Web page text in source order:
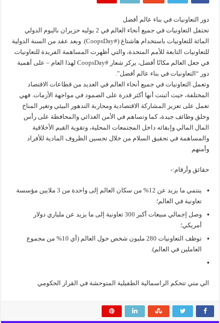
دور التعاونيات في بناء عالم أفضل
تحتفل التعاونيات في جميع أنحاء العالم في 2 يوليه حزيران باليوم الدولي
المائة للتعاونيات باستخدام هاشتاغ (#CoopsDay). وبعد عقد من السنة الدولية
للتعاونيات التابعة للأمم المتحدة، والتي أظهرت المساهمة الفريدة للتعاونيات
في جعل العالم مكانًا أفضل، يركز شعار #CoopsDay لهذا العام – على أهمية
دور “التعاونيات في بناء عالم أفضل”.
وتعمل التعاونيات في جميع أنحاء العالم في العديد من قطاعات الاقتصاد
المختلفة، حيث أثبتت أنها أكثر قدرة على الصمود في مواجهة الأزمات. فهي
تعمل على تعزيز المشاركة الاقتصادية ومحاربة التدهور البيئي وتغير المناخ
وخلق وظائف جيدة، كما وتساهم في الأمن الغذائي والمحافظة على رأس
المال المالي وإبقائه داخل المجتمعات المحلية، وتقوية القيم الأخلاقية
والمساهمة في تحقيق السلام من خلال تحسين الظروف المادية للأفراد
وأمنهم
حقائق وأرقام:-
ينتمي ما يزيد عن 12% من سكان العالم إلى واحدة من 3 ملايين مؤسسة
تعاونية في العالم؛
وصل إجمالي مبيعات أكبر 300 تعاونية إلى ما يزيد عن ملياري دولار
أمريكي؛
توظف التعاونيات 280 مليون شخص حول العالم (أي 10% من مجموع
العاملين في العالم).
الي متي تتحكم الراسمالية الطفيلية المتوحشة في القرار الحكومي